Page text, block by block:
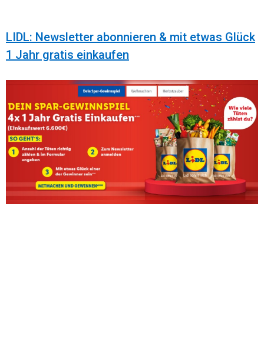
LIDL: Newsletter abonnieren & mit etwas Glück
1 Jahr gratis einkaufen